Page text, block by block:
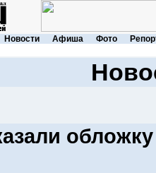
Новости Афиша Фото